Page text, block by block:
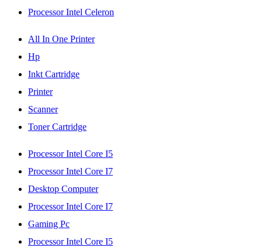
Processor Intel Celeron
All In One Printer
Hp
Inkt Cartridge
Printer
Scanner
Toner Cartridge
Processor Intel Core I5
Processor Intel Core I7
Desktop Computer
Processor Intel Core I7
Gaming Pc
Processor Intel Core I5